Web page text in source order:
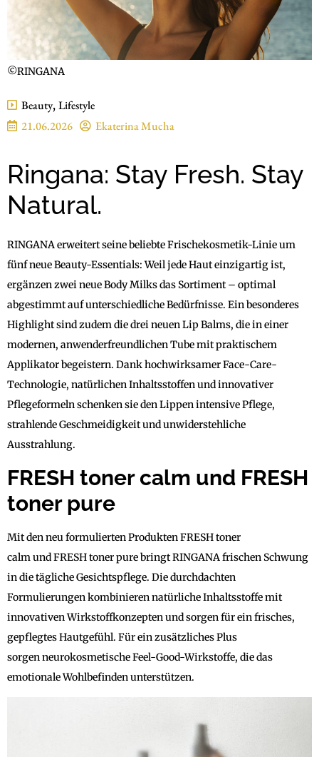
©RINGANA
Beauty, Lifestyle
21.06.2026
Ekaterina Mucha
Ringana: Stay Fresh. Stay
Natural.
RINGANA erweitert seine beliebte Frischekosmetik-Linie um
fünf neue Beauty-Essentials: Weil jede Haut einzigartig ist,
ergänzen zwei neue Body Milks das Sortiment – optimal
abgestimmt auf unterschiedliche Bedürfnisse. Ein besonderes
Highlight sind zudem die drei neuen Lip Balms, die in einer
modernen, anwenderfreundlichen Tube mit praktischem
Applikator begeistern. Dank hochwirksamer Face-Care-
Technologie, natürlichen Inhaltsstoffen und innovativer
Pflegeformeln schenken sie den Lippen intensive Pflege,
strahlende Geschmeidigkeit und unwiderstehliche
Ausstrahlung.
FRESH toner calm und FRESH
toner pure
Mit den neu formulierten Produkten FRESH toner
calm und FRESH toner pure bringt RINGANA frischen Schwung
in die tägliche Gesichtspflege. Die durchdachten
Formulierungen kombinieren natürliche Inhaltsstoffe mit
innovativen Wirkstoffkonzepten und sorgen für ein frisches,
gepflegtes Hautgefühl. Für ein zusätzliches Plus
sorgen neurokosmetische Feel-Good-Wirkstoffe, die das
emotionale Wohlbefinden unterstützen.